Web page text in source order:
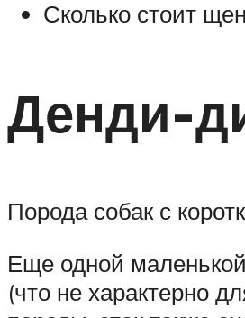
Сколько стоит
Денди-
Порода собак с
Еще одной
(что не характерно